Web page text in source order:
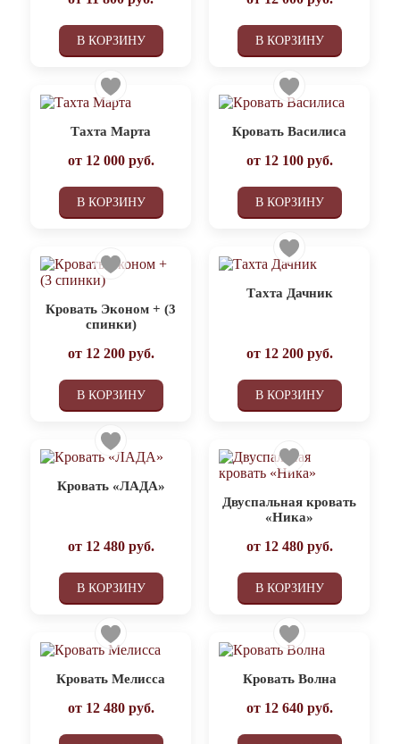
В КОРЗИНУ В КОРЗИНУ
Тахта Марта
от 12 000руб.
В КОРЗИНУ
Кровать Василиса
от 12 100руб.
В КОРЗИНУ
Кровать Эконом + (3
спинки)
от 12 200руб.
В КОРЗИНУ
Тахта Дачник
от 12 200руб.
В КОРЗИНУ
Кровать «ЛАДА»
от 12 480руб.
В КОРЗИНУ
Двуспальная кровать
«Ника»
от 12 480руб.
В КОРЗИНУ
Кровать Мелисса
от 12 480руб.
Кровать Волна
от 12 640руб.